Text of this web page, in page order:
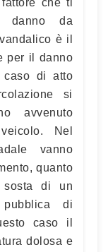
che ti
danno da
è il
per il danno
di atto
si
avvenuto
Nel
vanno
quanto
di un
di
caso il
dolosa e